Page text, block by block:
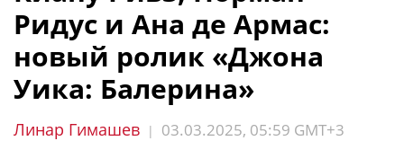
Ридус и Ана де Армас:
новый ролик «Джона
Уика: Балерина»
Линар Гимашев | 03.03.2025, 05:59 GMT+3